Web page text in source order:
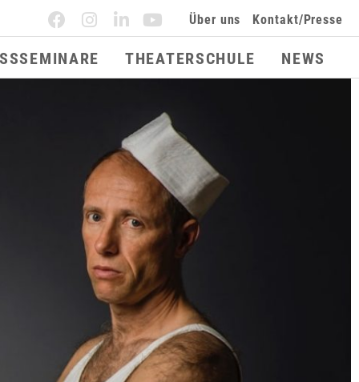
Über uns Kontakt/Presse
THEATERSCHULE NEWS